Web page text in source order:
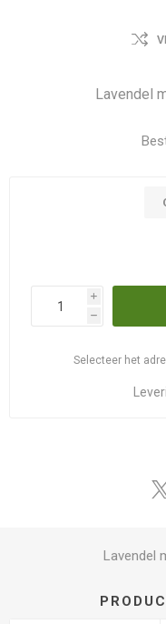
Lavendel
i
h
Selecteer het
Lavendel